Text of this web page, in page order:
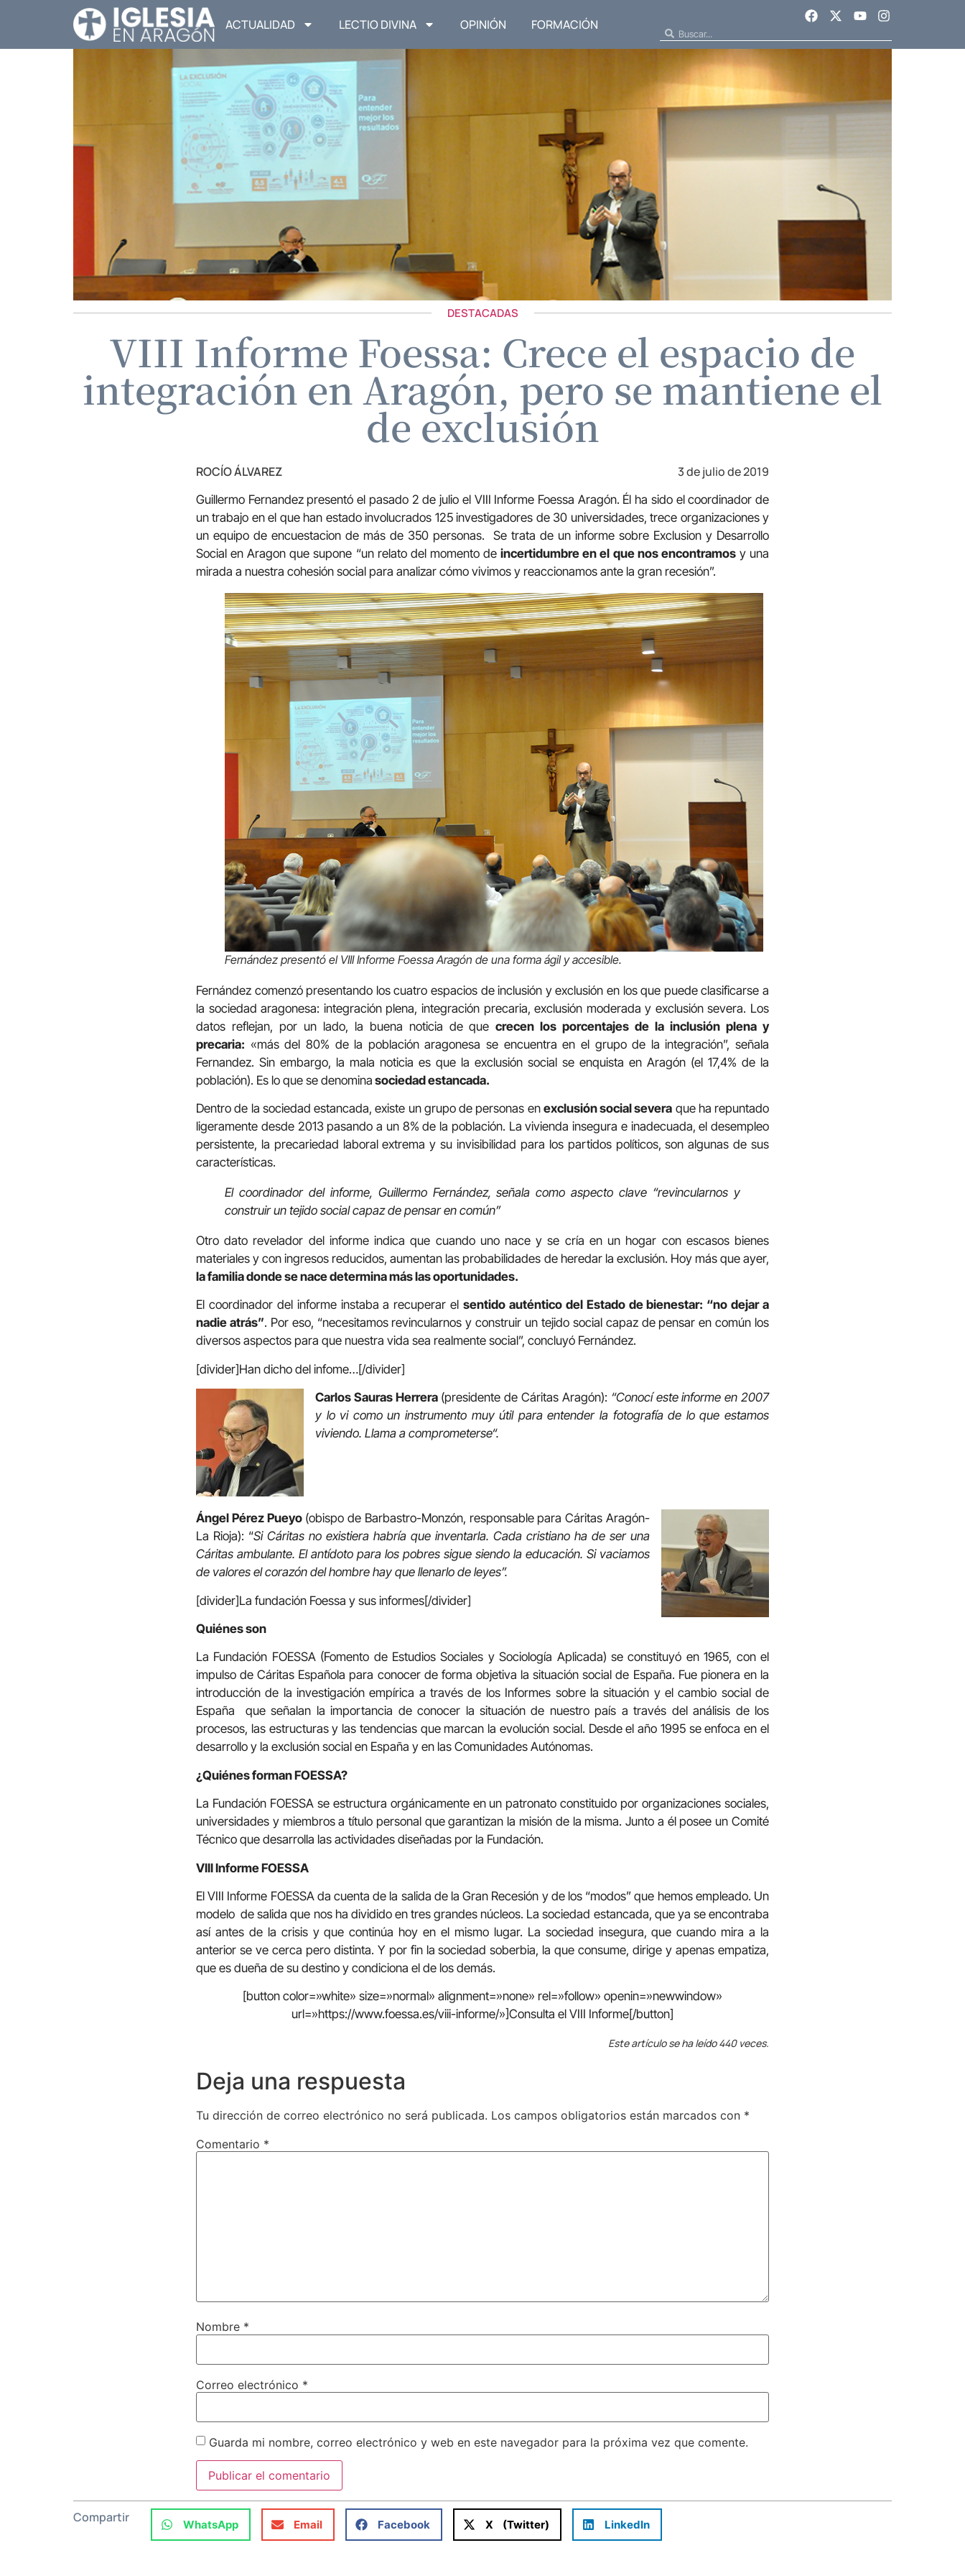
ACTUALIDAD LECTIO DIVINA OPINIÓN FORMACIÓN
DESTACADAS
VIII Informe Foessa: Crece el espacio de
integración en Aragón, pero se mantiene el
de exclusión
ROCÍO ÁLVAREZ 3 de julio de 2019
Guillermo Fernandez presentó el pasado 2 de julio el VIII Informe Foessa Aragón. Él ha sido el coordinador de
un trabajo en el que han estado involucrados 125 investigadores de 30 universidades, trece organizaciones y
un equipo de encuestacion de más de 350 personas.
Se trata de un informe sobre Exclusion y Desarrollo
Social en Aragon que supone “un relato del momento deincertidumbre en el que nos encontramosy una
mirada a nuestra cohesión social para analizar cómo vivimos y reaccionamos ante la gran recesión”.
Fernández presentó el VIII Informe Foessa Aragón de una forma ágil y accesible.
Fernández comenzó presentando los cuatro espacios de inclusión y exclusión en los que puede clasificarse a
la sociedad aragonesa: integración plena, integración precaria, exclusión moderada y exclusión severa. Los
datos reflejan, por un lado, la buena noticia de quecrecen los porcentajes de la inclusión plena y
precaria: «más del 80% de la población aragonesa se encuentra en el grupo de la integración”, señala
Fernandez. Sin embargo, la mala noticia es que la exclusión social se enquista en Aragón (el 17,4% de la
población). Es lo que se denomina sociedad estancada.
Dentro de la sociedad estancada, existe un grupo de personas en exclusión social severa que ha repuntado
ligeramente desde 2013 pasando a un 8% de la población. La vivienda insegura e inadecuada, el desempleo
persistente, la precariedad laboral extrema y su invisibilidad para los partidos políticos, son algunas de sus
características.
El coordinador del informe, Guillermo Fernández, señala como aspecto clave “revincularnos y
construir un tejido social capaz de pensar en común”
Otro dato revelador del informe indica que cuando uno nace y se cría en un hogar con escasos bienes
materiales y con ingresos reducidos, aumentan las probabilidades de heredar la exclusión. Hoy más que ayer,
la familia donde se nace determina más las oportunidades.
El coordinador del informe instaba a recuperar el sentido auténtico del Estado de bienestar: “no dejar a
nadie atrás”. Por eso, “necesitamos revincularnos y construir un tejido social capaz de pensar en común los
diversos aspectos para que nuestra vida sea realmente social”, concluyó Fernández.
[divider]Han dicho del infome…[/divider]
Carlos Sauras Herrera(presidente de Cáritas Aragón): “Conocí este informe en 2007
y lo vi como un instrumento muy útil para entender la fotografía de lo que estamos
viviendo. Llama a comprometerse“.
Ángel Pérez Pueyo(obispo de Barbastro-Monzón, responsable para Cáritas Aragón-
La Rioja): “Si Cáritas no existiera habría que inventarla. Cada cristiano ha de ser una
Cáritas ambulante. El antídoto para los pobres sigue siendo la educación. Si vaciamos
de valores el corazón del hombre hay que llenarlo de leyes”.
[divider]La fundación Foessa y sus informes[/divider]
Quiénes son
La Fundación FOESSA (Fomento de Estudios Sociales y Sociología Aplicada) se constituyó en 1965, con el
impulso de Cáritas Española para conocer de forma objetiva la situación social de España. Fue pionera en la
introducción de la investigación empírica a través de los Informes sobre la situación y el cambio social de
España
que señalan la importancia de conocer la situación de nuestro país a través del análisis de los
procesos, las estructuras y las tendencias que marcan la evolución social. Desde el año 1995 se enfoca en el
desarrollo y la exclusión social en España y en las Comunidades Autónomas.
¿Quiénes forman FOESSA?
La Fundación FOESSA se estructura orgánicamente en un patronato constituido por organizaciones sociales,
universidades y miembros a título personal que garantizan la misión de la misma. Junto a él posee un Comité
Técnico que desarrolla las actividades diseñadas por la Fundación.
VIII Informe FOESSA
El VIII Informe FOESSA da cuenta de la salida de la Gran Recesión y de los “modos” que hemos empleado. Un
modelo de salida que nos ha dividido en tres grandes núcleos. La sociedad estancada, que ya se encontraba
así antes de la crisis y que continúa hoy en el mismo lugar. La sociedad insegura, que cuando mira a la
anterior se ve cerca pero distinta. Y por fin la sociedad soberbia, la que consume, dirige y apenas empatiza,
que es dueña de su destino y condiciona el de los demás.
[button color=»white» size=»normal» alignment=»none» rel=»follow» openin=»newwindow»
url=»https://www.foessa.es/viii-informe/»]Consulta el VIII Informe[/button]
Este artículo se ha leído 440 veces.
Deja una respuesta
Tu dirección de correo electrónico no será publicada. Los campos obligatorios están marcados con *
Comentario *
Nombre *
Correo electrónico *
Guarda mi nombre, correo electrónico y web en este navegador para la próxima vez que comente.
Compartir WhatsApp Email Facebook X (Twitter) LinkedIn